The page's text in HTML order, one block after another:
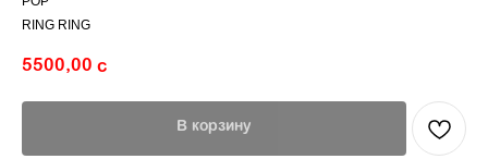
RING RING
5500,00 с
В корзину